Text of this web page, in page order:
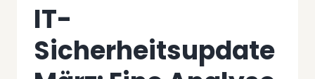
IT-
Sicherheitsupdate